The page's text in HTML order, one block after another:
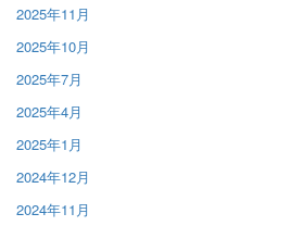
2025年11月
2025年10月
2025年7月
2025年4月
2025年1月
2024年12月
2024年11月